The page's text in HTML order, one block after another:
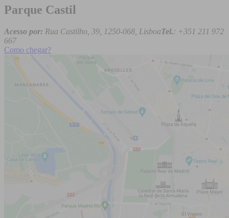
Parque Castil
Acesso por: Rua Castilho, 39, 1250-068, LisboaTel.: +351 211 972
667
Como chegar?